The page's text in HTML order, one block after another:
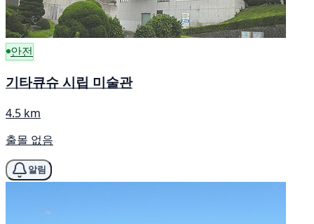
안전
기타큐슈 시립 미술관
4.5 km
출몰 없음
알림